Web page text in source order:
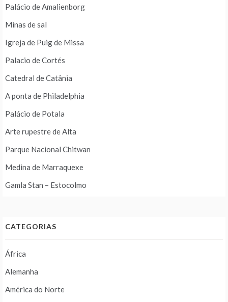
Palácio de Amalienborg
Minas de sal
Igreja de Puig de Missa
Palacio de Cortés
Catedral de Catânia
A ponta de Philadelphia
Palácio de Potala
Arte rupestre de Alta
Parque Nacional Chitwan
Medina de Marraquexe
Gamla Stan – Estocolmo
CATEGORIAS
África
Alemanha
América do Norte